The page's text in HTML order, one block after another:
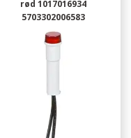
rød 1017016934
5703302006583